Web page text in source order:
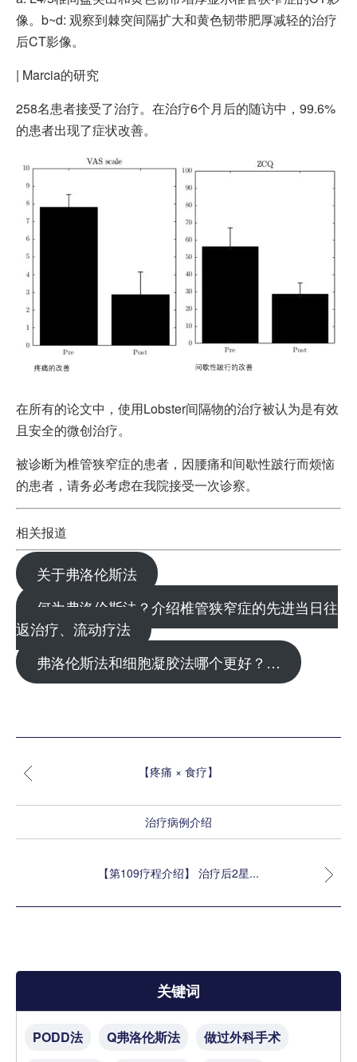
像。b~d: 观察到棘突间隔扩大和黄色韧带肥厚减轻的治疗
后CT影像。
| Marcia的研究
258名患者接受了治疗。在治疗6个月后的随访中，99.6%
的患者出现了症状改善。
在所有的论文中，使用Lobster间隔物的治疗被认为是有效
且安全的微创治疗。
被诊断为椎管狭窄症的患者，因腰痛和间歇性跛行而烦恼
的患者，请务必考虑在我院接受一次诊察。
相关报道
关于弗洛伦斯法
何为弗洛伦斯法？介绍椎管狭窄症的先进当日往
返治疗、流动疗法
弗洛伦斯法和细胞凝胶法哪个更好？…
【疼痛 × 食疗】
治疗病例介绍
【第109疗程介绍】 治疗后2星...
关键词
PODD法 Q弗洛伦斯法
做过外科手术